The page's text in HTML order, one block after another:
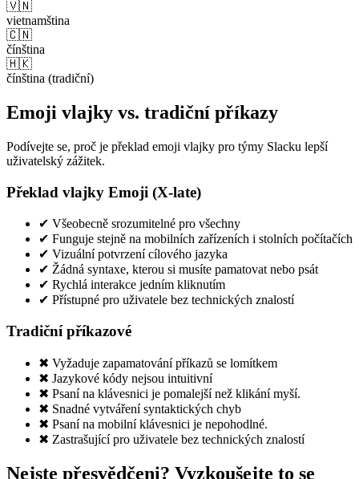
🇻🇳
vietnamština
🇨🇳
čínština
🇭🇰
čínština (tradiční)
Emoji vlajky vs. tradiční příkazy
Podívejte se, proč je překlad emoji vlajky pro týmy Slacku lepší
uživatelský zážitek.
Překlad vlajky Emoji (X-late)
✔ Všeobecně srozumitelné pro všechny
✔ Funguje stejně na mobilních zařízeních i stolních počítačích
✔ Vizuální potvrzení cílového jazyka
✔ Žádná syntaxe, kterou si musíte pamatovat nebo psát
✔ Rychlá interakce jedním kliknutím
✔ Přístupné pro uživatele bez technických znalostí
Tradiční příkazové
✖ Vyžaduje zapamatování příkazů se lomítkem
✖ Jazykové kódy nejsou intuitivní
✖ Psaní na klávesnici je pomalejší než klikání myší.
✖ Snadné vytváření syntaktických chyb
✖ Psaní na mobilní klávesnici je nepohodlné.
✖ Zastrašující pro uživatele bez technických znalostí
Nejste přesvědčeni? Vyzkoušejte to se